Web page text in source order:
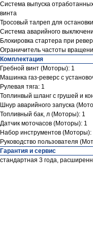
Система выпуска
винта
Тросовый талреп для
Система аварийного
Блокировка стартера при
Ограничитель частоты
Комплектация
Гребной винт (Моторы): 1
Машинка газ-реверс с
Рулевая тяга: 1
Топлинвый шланг с грушей и
Шнур аварийного запуска
Топливный бак, л (Моторы): 1
Датчик моточасов (Моторы): 1
Набор инструментов (Моторы):
Руководство пользователя
Гарантия и сервис
стандартная 3 года,